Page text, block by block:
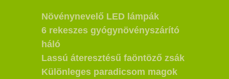
Növénynevelő LED lámpák
6 rekeszes gyógynövényszárító
háló
Lassú áteresztésű faöntöző zsák
Különleges paradicsom magok